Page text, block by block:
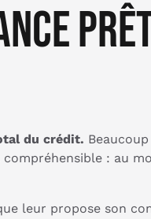
du crédit.
: au
leur propose son